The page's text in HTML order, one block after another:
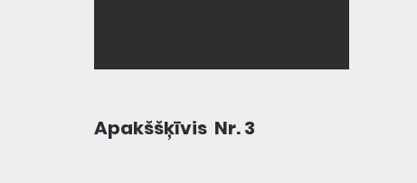
Apakššķīvis Nr. 3